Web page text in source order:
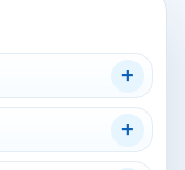
+
+